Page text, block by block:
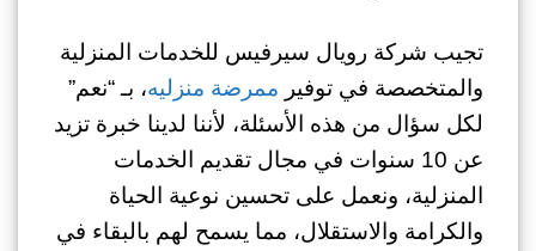
تجيب شركة رويال سيرفيس للخدمات المنزلية
والمتخصصة في توفير ممرضة منزليه، بـ “نعم”
لكل سؤال من هذه الأسئلة، لأننا لدينا خبرة تزيد
عن 10 سنوات في مجال تقديم الخدمات
المنزلية، ونعمل على تحسين نوعية الحياة
والكرامة والاستقلال، مما يسمح لهم بالبقاء في